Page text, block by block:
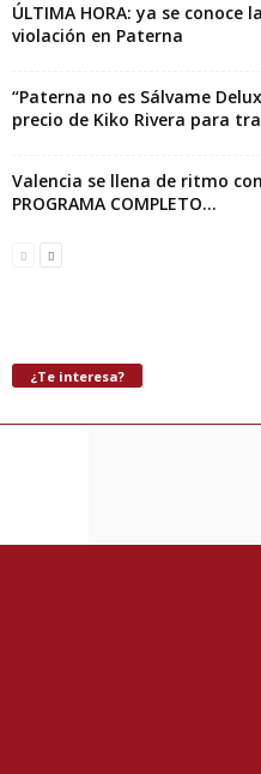
ÚLTIMA HORA: ya se
violación en Paterna
“Paterna no es Sálvame
precio de Kiko Rivera para
Valencia se llena de ritmo
PROGRAMA COMPLETO...
¿Te interesa?